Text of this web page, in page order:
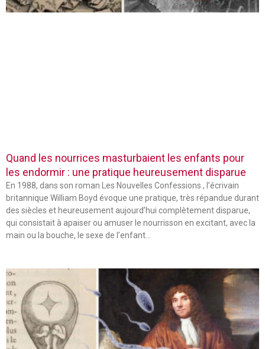
Quand les nourrices masturbaient les enfants pour
les endormir : une pratique heureusement disparue
En 1988, dans son roman Les Nouvelles Confessions , l’écrivain
britannique William Boyd évoque une pratique, très répandue durant
des siècles et heureusement aujourd’hui complètement disparue,
qui consistait à apaiser ou amuser le nourrisson en excitant, avec la
main ou la bouche, le sexe de l’enfant…